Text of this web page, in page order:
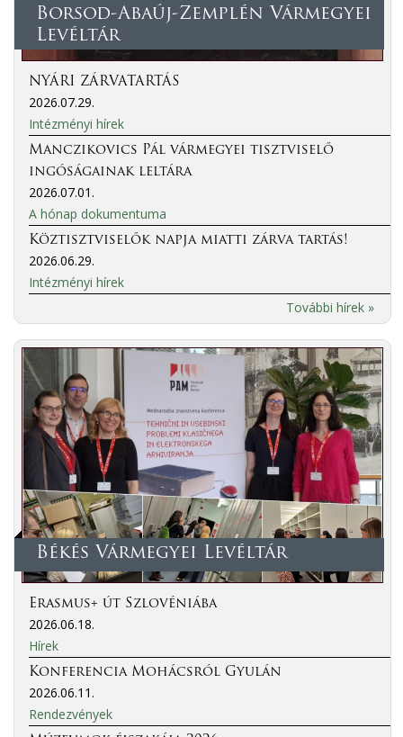
Borsod-Abaúj-Zemplén Vármegyei
Levéltár
NYÁRI ZÁRVATARTÁS
2026.07.29.
Intézményi hírek
Manczikovics Pál vármegyei tisztviselő
ingóságainak leltára
2026.07.01.
A hónap dokumentuma
Köztisztviselők napja miatti zárva tartás!
2026.06.29.
Intézményi hírek
További hírek »
Békés Vármegyei Levéltár
Erasmus+ út Szlovéniába
2026.06.18.
Hírek
Konferencia Mohácsról Gyulán
2026.06.11.
Rendezvények